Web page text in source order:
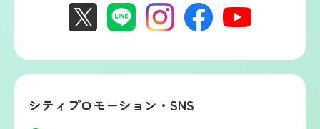
シティプロモーション・SNS